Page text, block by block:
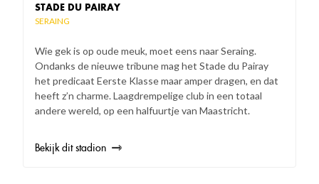
STADE DU PAIRAY
SERAING
Wie gek is op oude meuk, moet eens naar Seraing.
Ondanks de nieuwe tribune mag het Stade du Pairay
het predicaat Eerste Klasse maar amper dragen, en dat
heeft z’n charme. Laagdrempelige club in een totaal
andere wereld, op een halfuurtje van Maastricht.
Bekijk dit stadion